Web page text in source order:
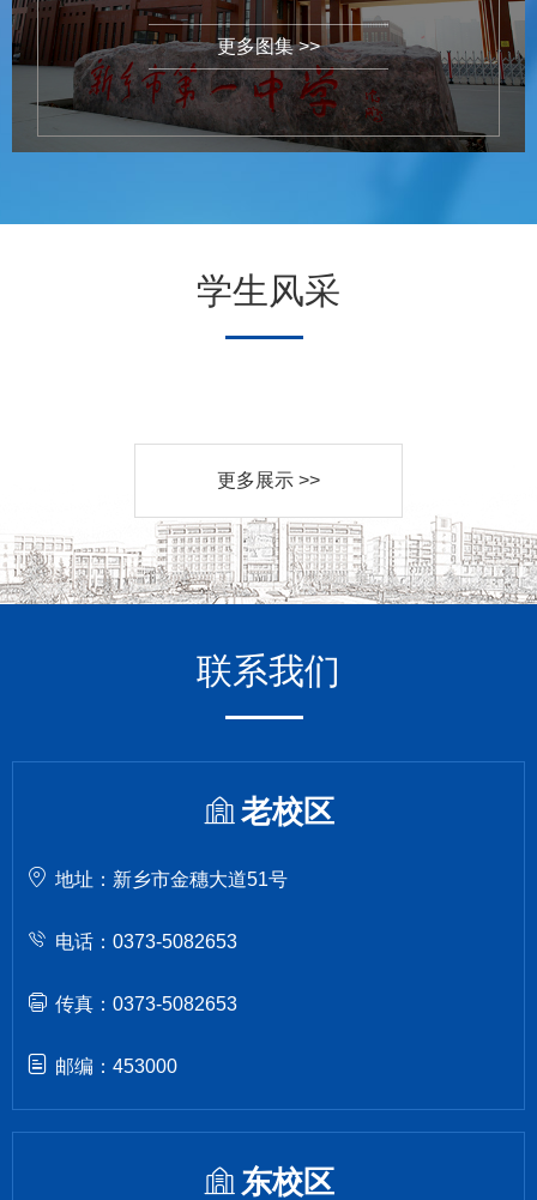
更多图集 >>
学生风采
更多展示 >>
联系我们
老校区
地址：新乡市金穗大道51号
电话：0373-5082653
传真：0373-5082653
邮编：453000
东校区